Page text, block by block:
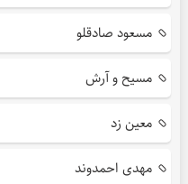
مسعود صادقلو
مسیح و آرش
معین زد
مهدی احمدوند